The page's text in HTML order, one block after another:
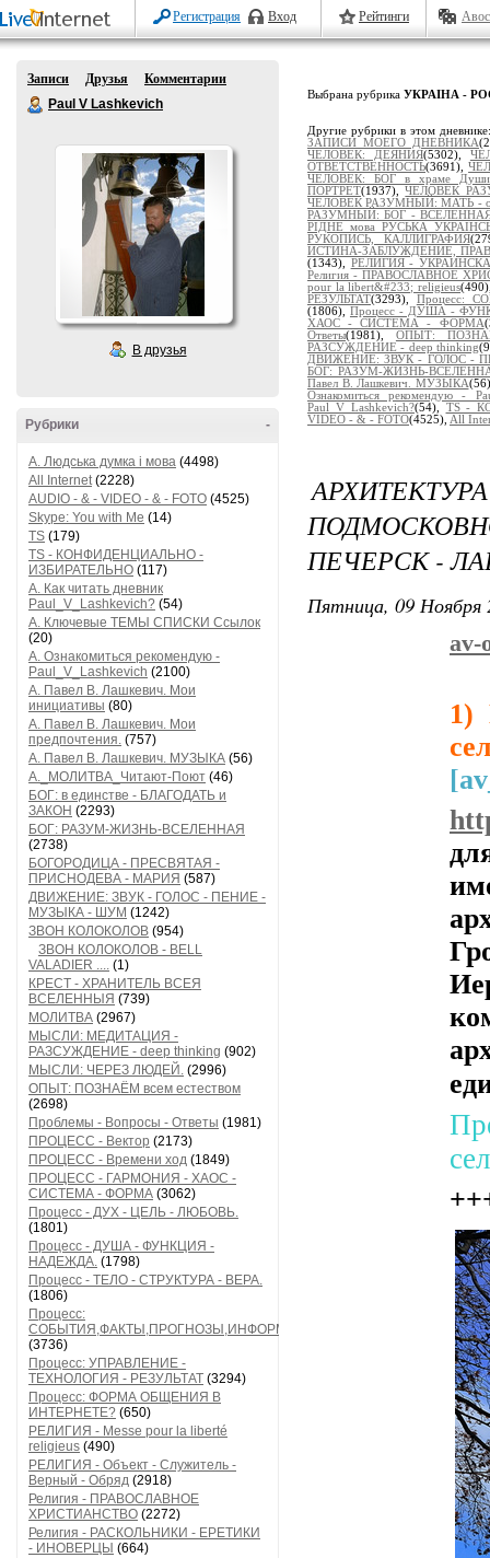
Регистрация Вход Рейтинги
Записи Друзья
Комментарии
Paul V Lashkevich
В друзья
-
Рубрики
A. Людська думка і мова (4498)
All Internet(2228)
AUDIO - & - VIDEO - & - FOTO (4525)
Skype: You with Me (14)
TS (179)
TS - КОНФИДЕНЦИАЛЬНО -
ИЗБИРАТЕЛЬНО (117)
А. Как читать дневник
Paul_V_Lashkevich? (54)
А. Ключевые ТЕМЫ СПИСКИ Ссылок
(20)
А. Ознакомиться рекомендую -
Paul_V_Lashkevich (2100)
А. Павел В. Лашкевич. Мои
инициативы (80)
А. Павел В. Лашкевич. Мои
предпочтения. (757)
А. Павел В. Лашкевич. МУЗЫКА (56)
А._МОЛИТВА_Читают-Поют (46)
БОГ: в единстве - БЛАГОДАТЬ и
ЗАКОН (2293)
БОГ: РАЗУМ-ЖИЗНЬ-ВСЕЛЕННАЯ
(2738)
БОГОРОДИЦА - ПРЕСВЯТАЯ -
ПРИСНОДЕВА - МАРИЯ (587)
ДВИЖЕНИЕ: ЗВУК - ГОЛОС - ПЕНИЕ -
МУЗЫКА - ШУМ (1242)
ЗВОН КОЛОКОЛОВ (954)
ЗВОН КОЛОКОЛОВ - BELL
VALADIER .... (1)
КРЕСТ - ХРАНИТЕЛЬ ВСЕЯ
ВСЕЛЕННЫЯ (739)
МОЛИТВА (2967)
МЫСЛИ: МЕДИТАЦИЯ -
РАЗСУЖДЕНИЕ - deep thinking (902)
МЫСЛИ: ЧЕРЕЗ ЛЮДЕЙ. (2996)
ОПЫТ: ПОЗНАЁМ всем естеством
(2698)
Проблемы - Вопросы - Ответы (1981)
ПРОЦЕСС - Вектор (2173)
ПРОЦЕСС - Времени ход (1849)
ПРОЦЕСС - ГАРМОНИЯ - ХАОС -
СИСТЕМА - ФОРМА (3062)
Процесс - ДУХ - ЦЕЛЬ - ЛЮБОВЬ.
(1801)
Процесс - ДУША - ФУНКЦИЯ -
НАДЕЖДА. (1798)
Процесс - ТЕЛО - СТРУКТУРА - ВЕРА.
(1806)
Процесс:
СОБЫТИЯ,ФАКТЫ,ПРОГНОЗЫ,ИНФОРМАЦИЯ
(3736)
Процесс: УПРАВЛЕНИЕ -
ТЕХНОЛОГИЯ - РЕЗУЛЬТАТ (3294)
Процесс: ФОРМА ОБЩЕНИЯ В
ИНТЕРНЕТЕ? (650)
РЕЛИГИЯ - Messe pour la liberté
religieus (490)
РЕЛИГИЯ - Объект - Служитель -
Верный - Обряд (2918)
Религия - ПРАВОСЛАВНОЕ
ХРИСТИАНСТВО (2272)
Религия - РАСКОЛЬНИКИ - ЕРЕТИКИ
- ИНОВЕРЦЫ (664)
Выбрана рубрика УКРАІНА -
Другие рубрики в этом
ЗАПИСИ МОЕГО ДНЕВНИКА
ЧЕЛОВЕК: ДЕЯНИЯ(5302),
ОТВЕТСТВЕННОСТЬ(3691),
ЧЕЛОВЕК: БОГ в храме Души
ПОРТРЕТ(1937),ЧЕЛОВЕК
ЧЕЛОВЕК РАЗУМНЫЙ: МАТЬ -
РАЗУМНЫЙ: БОГ -
РІДНЕ мова РУСЬКА
РУКОПИСЬ, КАЛЛИГРАФИЯ
ИСТИНА-ЗАБЛУЖДЕНИЕ,
(1343), РЕЛИГИЯ -
Религия - ПРАВОСЛАВНОЕ
pour la libert&#233; religieus
РЕЗУЛЬТАТ(3293), Процесс:
(1806), Процесс - ДУША -
ХАОС - СИСТЕМА - ФОРМА
Ответы(1981), ОПЫТ:
РАЗСУЖДЕНИЕ - deep thinking
ДВИЖЕНИЕ: ЗВУК - ГОЛОС -
БОГ: РАЗУМ-ЖИЗНЬ-
Павел В. Лашкевич. МУЗЫКА
Ознакомиться рекомендую -
Paul_V_Lashkevich?(54), TS -
VIDEO - & - FOTO(4525), All
ПЕЧЕРСК -
Пятница, 09 Ноября
av-
1)